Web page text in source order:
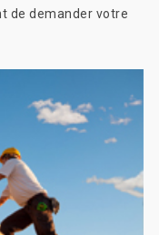
de demander votre